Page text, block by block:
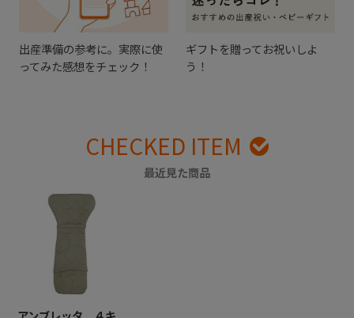
出産準備の参考に。実際に使
ってみた感想をチェック！
ギフトを贈ってお祝いしよ
う！
CHECKED ITEM
最近見た商品